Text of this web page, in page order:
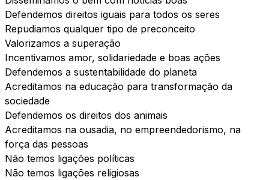
Defendemos direitos iguais para todos os seres
Repudiamos qualquer tipo de preconceito
Valorizamos a superação
Incentivamos amor, solidariedade e boas ações
Defendemos a sustentabilidade do planeta
Acreditamos na educação para transformação da
sociedade
Defendemos os direitos dos animais
Acreditamos na ousadia, no empreendedorismo, na
força das pessoas
Não temos ligações políticas
Não temos ligações religiosas